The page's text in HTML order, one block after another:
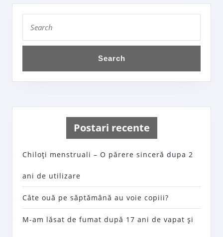
for:
Postari recente
Chiloţi menstruali – O părere sinceră dupa 2
ani de utilizare
Câte ouă pe săptămână au voie copiii?
M-am lăsat de fumat după 17 ani de vapat şi